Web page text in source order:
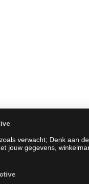
verwacht; Denk aan
jouw gegevens,